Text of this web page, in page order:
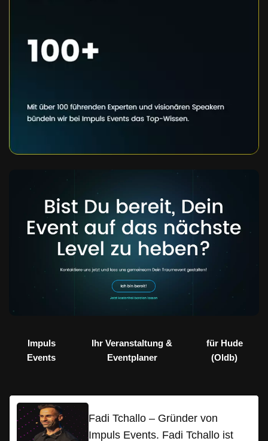
Impuls
Events
Ihr Veranstaltung &
Eventplaner
für Hude
(Oldb)
Fadi Tchallo – Gründer von
Impuls Events. Fadi Tchallo ist